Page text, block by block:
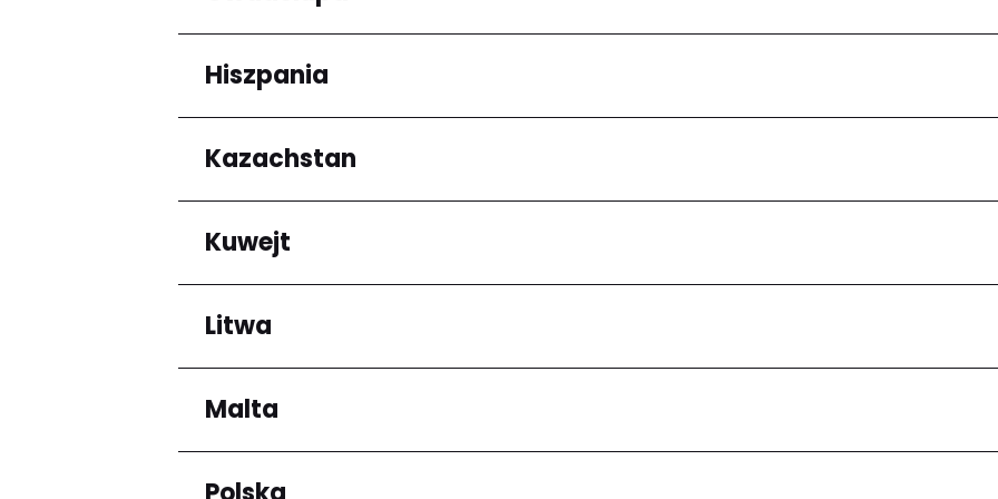
Arrondissement de Cayenne
Regiony
Grande-Terre
Hiszpania
Regiony
Andalucía
Kazachstan
Regiony
Almaty Region
Kuwejt
Regiony
Mubarak al-Kabir
Litwa
Regiony
Okręg kłajpedzki
Okręg mariampolski
Panevėžio apskritis
Malta
Regiony